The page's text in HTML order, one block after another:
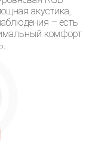
акустика,
– есть
комфорт